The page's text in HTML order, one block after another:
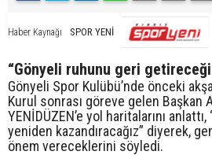
Haber Kaynağı SPOR YENİ
“Gönyeli ruhunu geri
Gönyeli Spor Kulübü’nde önceki
Kurul sonrası göreve gelen Başkan
YENİDÜZEN’e yol haritalarını
yeniden kazandıracağız” diyerek,
önem vereceklerini söyledi.